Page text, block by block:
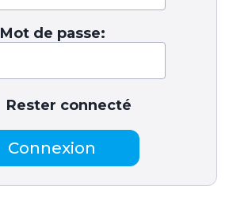
Mot de passe:
Rester connecté
Connexion